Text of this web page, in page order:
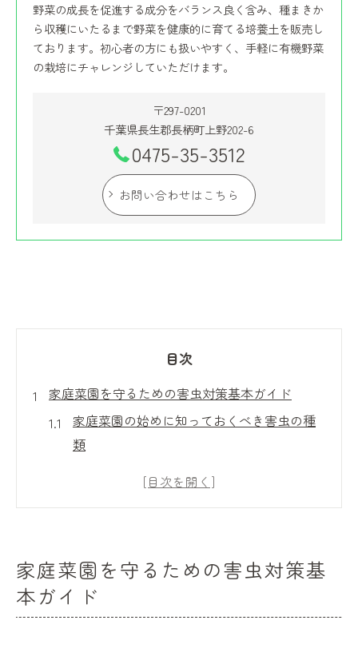
野菜の成長を促進する成分をバランス良く含み、種まきか
ら収穫にいたるまで野菜を健康的に育てる培養土を販売し
ております。初心者の方にも扱いやすく、手軽に有機野菜
の栽培にチャレンジしていただけます。
〒297-0201
千葉県長生郡長柄町上野202-6
0475-35-3512
お問い合わせはこちら
目次
家庭菜園を守るための害虫対策基本ガイド
家庭菜園の始めに知っておくべき害虫の種
類
家庭菜園での物理的防除方法の基礎
定期的な植物観察の重要性
家庭菜園における緊急対応策
家庭菜園を守るための害虫対策基
本ガイド